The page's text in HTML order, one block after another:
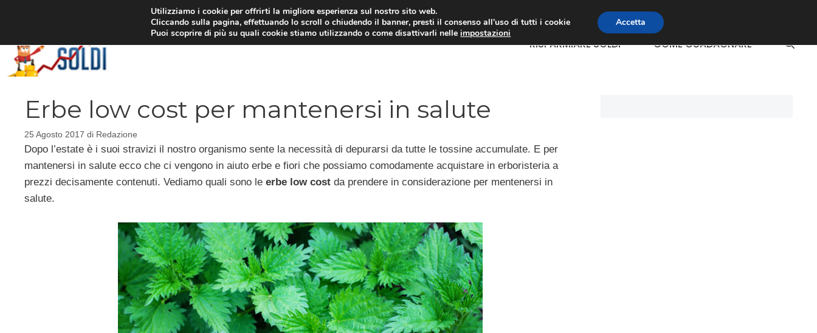
RISPARMIARE SOLDI COME GUADAGNARE
Erbe low cost per mantenersi in salute
25 Agosto 2017 di Redazione
Dopo l’estate è i suoi stravizi il nostro organismo sente la necessità di depurarsi da tutte le tossine accumulate. E per
mantenersi in salute ecco che ci vengono in aiuto erbe e fiori che possiamo comodamente acquistare in erboristeria a
prezzi decisamente contenuti. Vediamo quali sono le erbe low cost da prendere in considerazione per mentenersi in
salute.
Utilizziamo i cookie per offrirti la migliore esperienza sul nostro sito web.
Cliccando sulla pagina, effettuando lo scroll o chiudendo il banner, presti il consenso all’uso di tutti i cookie
Puoi scoprire di più su quali cookie stiamo utilizzando o come disattivarli nelleimpostazioni
Accetta